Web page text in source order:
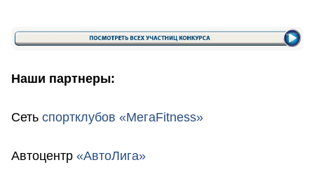
Наши партнеры:
Сеть спортклубов «МегаFitness»
Автоцентр «АвтоЛига»